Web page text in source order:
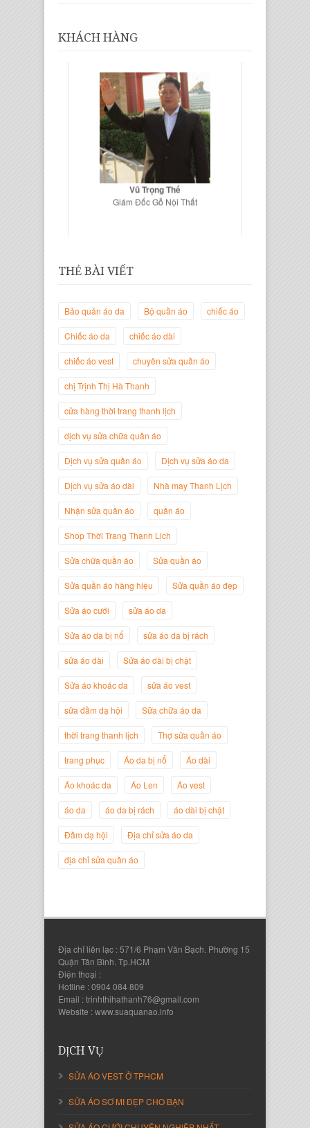
KHÁCH HÀNG
Vũ Trọng Thế
Giám Đốc Gỗ Nội Thất
Giám Đốc Thương Hiệu Giày Thời
Nguyễn Minh Đức
Giám Đốc Công ty Cây Xanh Gia
Nguyễn Đắc Định
Nguyễn Thanh Sang
THẺ BÀI VIẾT
Bảo quản áo da Bộ quần áo chiếc áo
Chiếc áo da chiếc áo dài
chiếc áo vest chuyên sửa quần áo
chị Trịnh Thị Hà Thanh
cửa hàng thời trang thanh lịch
dịch vụ sửa chữa quần áo
Dịch vụ sửa quần áo Dịch vụ sửa áo da
Dịch vụ sửa áo dài Nhà may Thanh Lịch
Nhận sửa quần áo quần áo
Shop Thời Trang Thanh Lịch
Sửa chữa quần áo Sửa quần áo
Sửa quần áo hàng hiệu Sửa quần áo đẹp
Sửa áo cưới sửa áo da
Sửa áo da bị nổ sửa áo da bị rách
sửa áo dài Sửa áo dài bị chật
Sửa áo khoác da sửa áo vest
sửa đầm dạ hội Sữa chữa áo da
thời trang thanh lịch Thợ sửa quần áo
trang phục Áo da bị nổ Áo dài
Áo khoác da Áo Len Áo vest
áo da áo da bị rách áo dài bị chật
Đầm dạ hội Địa chỉ sửa áo da
địa chỉ sửa quần áo
Địa chỉ liên lạc : 571/6 Phạm Văn Bạch. Phường 15
Quận Tân Bình. Tp.HCM
Điện thoại :
Hotline : 0904 084 809
Email : trinhthihathanh76@gmail.com
Website : www.suaquanao.info
DỊCH VỤ
SỬA ÁO VEST Ở TPHCM
SỬA ÁO SƠ MI ĐẸP CHO BẠN